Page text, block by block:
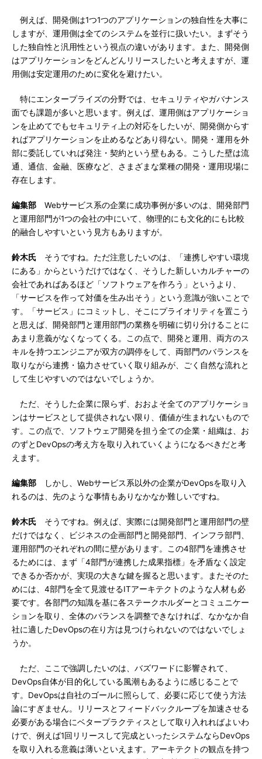
例えば、開発側は1つ1つのアプリケーションの独自性を大事に
しますが、運用側は全てのシステムを並行に扱いたい。まずそう
した独自性と汎用性という視点の違いがあります。また、開発側
はアプリケーションをどんどんリリースしたいと考えますが、運
用側は安定運用のために変化を避けたい。
特にエンタープライズの分野では、セキュリティやガバナンス
面でも課題が多いと思います。例えば、運用側はアプリケーショ
ンを止めてでもセキュリティ上の対応をしたいが、開発側からす
ればアプリケーションを止めるなどあり得ない。開発・運用を外
部に委託していれば発注・契約という壁もある。こうした壁は流
通、通信、金融、医療など、さまざまな業種の開発・運用現場に
存在します。
編集部 Webサービス系の企業に成功事例が多いのは、開発部門
と運用部門が1つの会社の中にいて、物理的にも文化的にも比較
的融合しやすいという見方もありますが。
鈴木氏 そうですね。ただ注意したいのは、「連携しやすい環境
にある」からというだけではなく、そうした新しいカルチャーの
会社であればあるほど「ソフトウェアを作ろう」というより、
「サービスを作って対価を生み出そう」という意識が強いことで
す。「サービス」にコミットし、そこにプライオリティを置こう
と思えば、開発部門と運用部門の業務を明確に切り分けることに
あまり意義がなくなってくる。この点で、開発と運用、両方のス
キルを持つエンジニアが双方の調停をして、両部門のバランスを
取りながら連携・協力させていく取り組みが、ごく自然な流れと
して生じやすいのではないでしょうか。
ただ、そうした企業に限らず、おおよそ全てのアプリケーショ
ンはサービスとして提供されない限り、価値が生まれないもので
す。この点で、ソフトウェア開発を担う全ての企業・組織は、お
のずとDevOpsの考え方を取り入れていくようになるべきだと考
えます。
編集部 しかし、Webサービス系以外の企業がDevOpsを取り入
れるのは、先のような事情もありなかなか難しいですね。
鈴木氏 そうですね。例えば、実際には開発部門と運用部門の壁
だけではなく、ビジネスの企画部門と開発部門、インフラ部門、
運用部門のそれぞれの間に壁があります。この4部門を連携させ
るためには、まず「4部門が連携した成果指標」を矛盾なく設定
できるか否かが、実現の大きな鍵を握ると思います。またそのた
めには、4部門を全て見渡せるITアーキテクトのような人材も必
要です。各部門の知識を基に各ステークホルダーとコミュニケー
ションを取り、全体のバランスを調整できなければ、なかなか自
社に適したDevOpsの在り方は見つけられないのではないでしょ
うか。
ただ、ここで強調したいのは、バズワードに影響されて、
DevOps自体が目的化している風潮もあるように感じることで
す。DevOpsは自社のゴールに照らして、必要に応じて使う方法
論にすぎません。リリースとフィードバックループを加速させる
必要がある場合にベタープラクティスとして取り入れればよいわ
けで、例えば1回リリースして完成といったシステムならDevOps
を取り入れる意義は薄いといえます。アーキテクトの観点を持つ